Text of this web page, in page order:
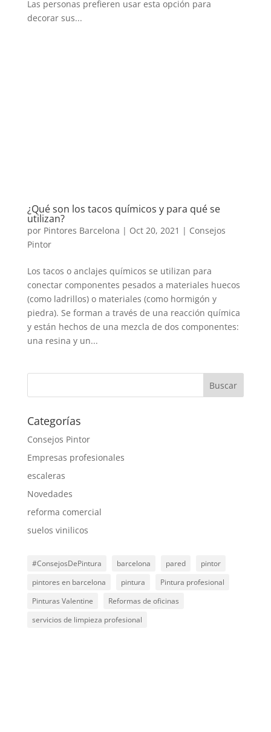
Las personas prefieren usar esta opción para
decorar sus...
¿Qué son los tacos químicos y para qué se
utilizan?
por Pintores Barcelona | Oct 20, 2021 | Consejos
Pintor
Los tacos o anclajes químicos se utilizan para
conectar componentes pesados ​​a materiales huecos
(como ladrillos) o materiales (como hormigón y
piedra). Se forman a través de una reacción química
y están hechos de una mezcla de dos componentes:
una resina y un...
Categorías
Consejos Pintor
Empresas profesionales
escaleras
Novedades
reforma comercial
suelos vinilicos
#ConsejosDePintura barcelona pared
pintor
pintores en barcelona
pintura
Pintura profesional
Pinturas Valentine
Reformas de oficinas
servicios de limpieza profesional